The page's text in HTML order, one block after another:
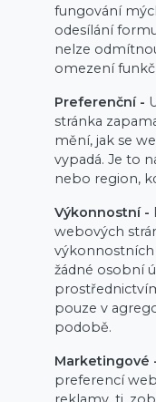
fungování
odesílání
nelze
omezení
Preferenční -
stránka
mění, jak se
vypadá. Je to
nebo region,
Výkonnostní -
webových
výkonnostních
žádné osobní
pouze v
podobě.
Marketingové
preferencí